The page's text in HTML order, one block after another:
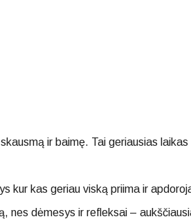
ir baimę. Tai geriausias
kur kas geriau viską priima ir
nes dėmesys ir refleksai –